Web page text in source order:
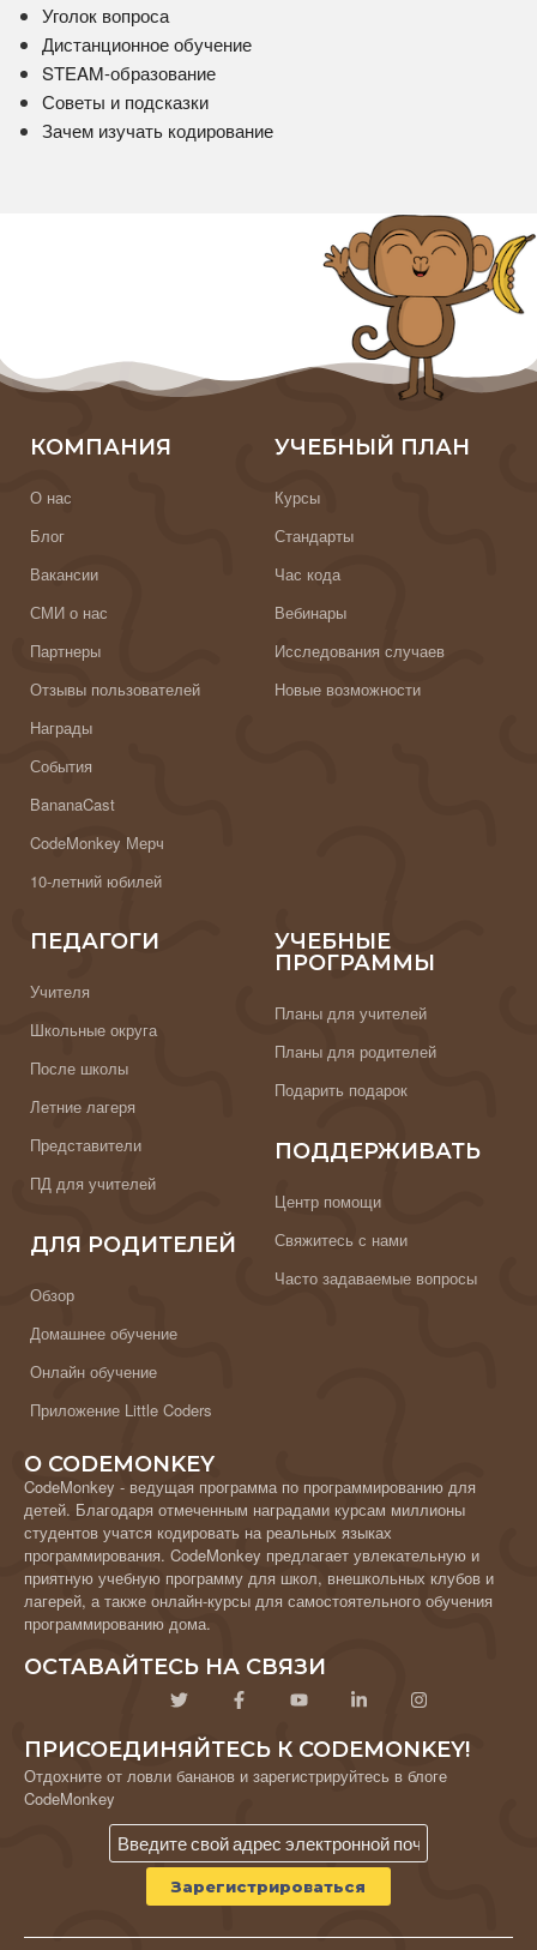
Уголок вопроса
Дистанционное обучение
STEAM-образование
Советы и подсказки
Зачем изучать кодирование
КОМПАНИЯ
О нас
Блог
Вакансии
СМИ о нас
Партнеры
Отзывы пользователей
Награды
События
BananaCast
CodeMonkey Мерч
10-летний юбилей
УЧЕБНЫЙ ПЛАН
Курсы
Стандарты
Час кода
Вебинары
Исследования случаев
Новые возможности
ПЕДАГОГИ
Учителя
Школьные округа
После школы
Летние лагеря
Представители
ПД для учителей
ДЛЯ РОДИТЕЛЕЙ
Обзор
Домашнее обучение
Онлайн обучение
Приложение Little Coders
УЧЕБНЫЕ
ПРОГРАММЫ
Планы для учителей
Планы для родителей
Подарить подарок
ПОДДЕРЖИВАТЬ
Центр помощи
Свяжитесь с нами
Часто задаваемые вопросы
О CODEMONKEY
CodeMonkey - ведущая программа по программированию для
детей. Благодаря отмеченным наградами курсам миллионы
студентов учатся кодировать на реальных языках
программирования. CodeMonkey предлагает увлекательную и
приятную учебную программу для школ, внешкольных клубов и
лагерей, а также онлайн-курсы для самостоятельного обучения
программированию дома.
ОСТАВАЙТЕСЬ НА СВЯЗИ
ПРИСОЕДИНЯЙТЕСЬ К CODEMONKEY!
Отдохните от ловли бананов и зарегистрируйтесь в блоге
CodeMonkey